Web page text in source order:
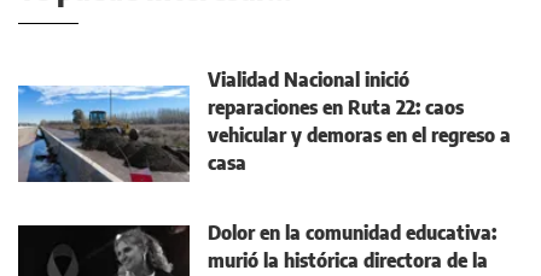
Vialidad Nacional inició
reparaciones en Ruta 22: caos
vehicular y demoras en el regreso a
casa
Dolor en la comunidad educativa:
murió la histórica directora de la